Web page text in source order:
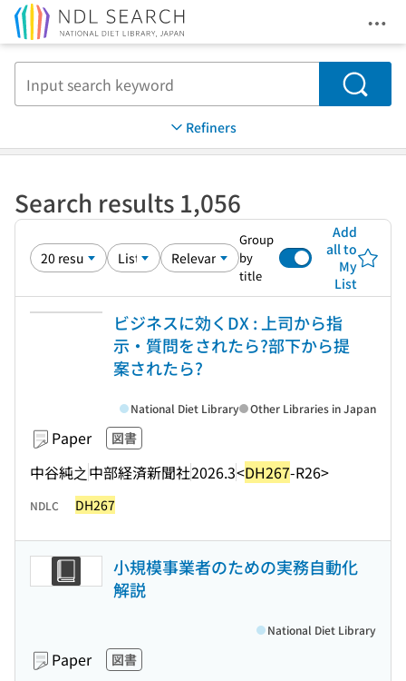
Search
Refiners
Search results 1,056
Group
by
title
Add
all to
My
List
ビジネスに効くDX : 上司から指
示・質問をされたら?部下から提
案されたら?
Paper 図書
中谷純之中部経済新聞社2026.3<DH267-R26>
National Diet Library Other Libraries in Japan
NDLC DH267
小規模事業者のための実務自動化
解説
Paper 図書
National Diet Library